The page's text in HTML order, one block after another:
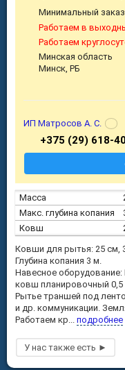
Масса
Макс. глубина копания
Ковш
Ковши для рытья: 25 см,
Глубина копания 3 м.
Навесное
ковш планировочный 0,5
Рытье траншей под
и др. коммуникации.
Работаем кр... подробнее
Минимальный
Работаем в
Работаем
Минская область
Минск, РБ
ИП Матросов А. С.
+375 (29) 618-